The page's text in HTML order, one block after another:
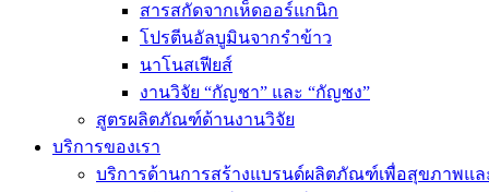
สารสกัดจากเห็ดออร์แกนิก
โปรตีนอัลบูมินจากรำข้าว
นาโนสเฟียส์
งานวิจัย “กัญชา” และ “กัญชง”
สูตรผลิตภัณฑ์ด้านงานวิจัย
บริการของเรา
บริการด้านการสร้างแบรนด์ผลิตภัณฑ์เพื่อสุขภาพแล